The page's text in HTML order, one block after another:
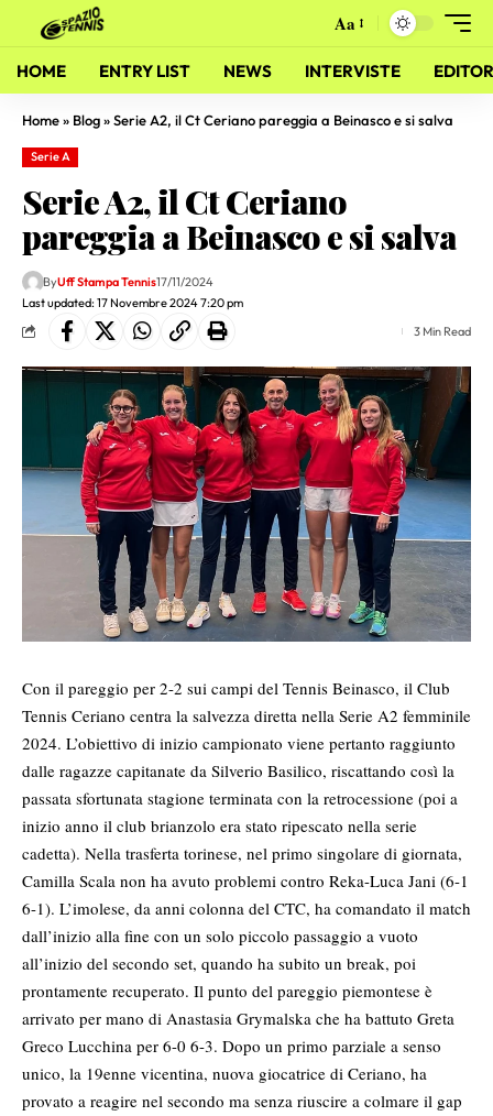
Aa
HOME ENTRY LIST NEWS INTERVISTE
Home» Blog»Serie A2, il Ct Ceriano pareggia a Beinasco e si salva
Serie A
Serie A2, il Ct Ceriano
pareggia a Beinasco e si salva
Last updated: 17 Novembre 2024 7:20 pm
ByUff Stampa Tennis17/11/2024
3 Min Read
Con il pareggio per 2-2 sui campi del Tennis Beinasco, il Club
Tennis Ceriano centra la salvezza diretta nella Serie A2 femminile
2024. L’obiettivo di inizio campionato viene pertanto raggiunto
dalle ragazze capitanate da Silverio Basilico, riscattando così la
passata sfortunata stagione terminata con la retrocessione (poi a
inizio anno il club brianzolo era stato ripescato nella serie
cadetta). Nella trasferta torinese, nel primo singolare di giornata,
Camilla Scala non ha avuto problemi contro Reka-Luca Jani (6-1
6-1). L’imolese, da anni colonna del CTC, ha comandato il match
dall’inizio alla fine con un solo piccolo passaggio a vuoto
all’inizio del secondo set, quando ha subito un break, poi
prontamente recuperato. Il punto del pareggio piemontese è
arrivato per mano di Anastasia Grymalska che ha battuto Greta
Greco Lucchina per 6-0 6-3. Dopo un primo parziale a senso
unico, la 19enne vicentina, nuova giocatrice di Ceriano, ha
provato a reagire nel secondo ma senza riuscire a colmare il gap